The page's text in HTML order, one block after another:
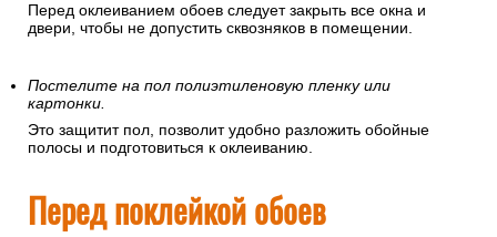
Перед оклеиванием обоев следует закрыть все окна и
двери, чтобы не допустить сквозняков в помещении.
Постелите на пол полиэтиленовую пленку или
картонки.
Это защитит пол, позволит удобно разложить обойные
полосы и подготовиться к оклеиванию.
Перед поклейкой обоев